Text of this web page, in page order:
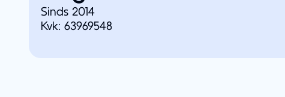
Sinds 2014
Kvk: 63969548